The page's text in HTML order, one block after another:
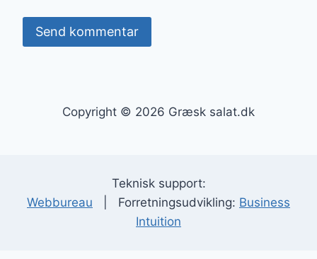
Copyright © 2026 Græsk salat.dk
Teknisk support:
Webbureau | Forretningsudvikling: Business
Intuition